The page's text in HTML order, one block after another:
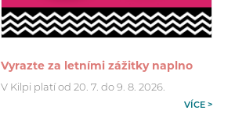
Vyrazte za letními zážitky naplno
V Kilpi platí od 20. 7. do 9. 8. 2026.
VÍCE >